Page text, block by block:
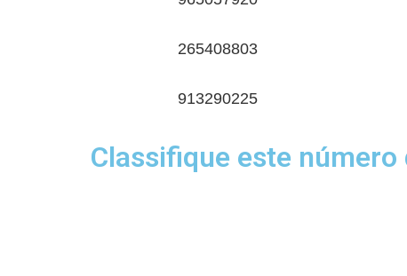
265408803
913290225
Classifique este número